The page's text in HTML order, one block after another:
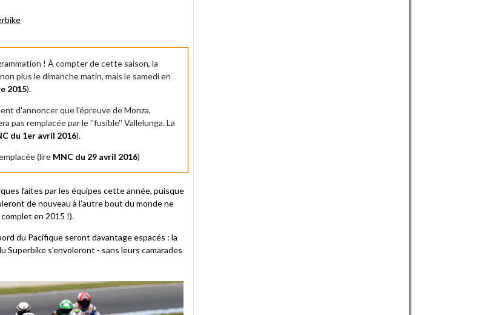
! À compter de cette saison, la
plus le dimanche matin, mais le samedi en
2015).
d'annoncer que l'épreuve de Monza,
pas remplacée par le ''fusible'' Vallelunga. La
du 1er avril 2016).
(lire MNC du 29 avril 2016)
faites par les équipes cette année, puisque
de nouveau à l'autre bout du monde ne
en 2015 !).
du Pacifique seront davantage espacés : la
Superbike s'envoleront - sans leurs camarades